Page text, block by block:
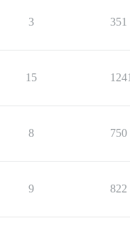
3 351
15 1241
8 750
9 822